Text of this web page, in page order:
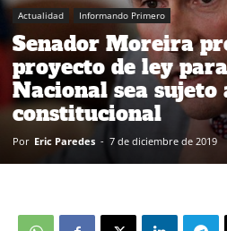
Actualidad Informando Primero
Senador Moreira
proyecto de ley
Nacional sea sujeto
constitucional
Por Eric Paredes - 7 de diciembre de 2019